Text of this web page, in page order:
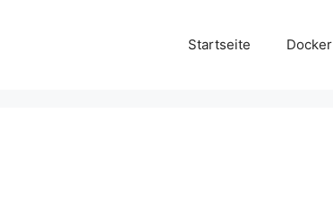
Startseite Docker